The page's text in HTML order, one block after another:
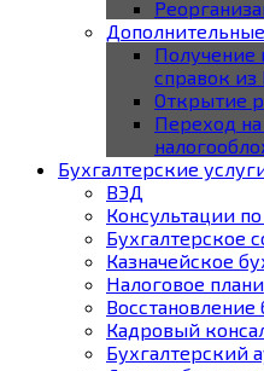
Получение
справок
Открытие
Переход
Бухгалтерские
ВЭД
Консультации
Бухгалтерское
Казначейское
Налоговое
Восстановление
Кадровый
Бухгалтерский